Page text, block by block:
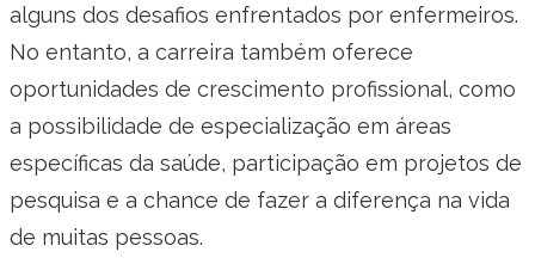
alguns dos desafios enfrentados por enfermeiros.
No entanto, a carreira também oferece
oportunidades de crescimento profissional, como
a possibilidade de especialização em áreas
específicas da saúde, participação em projetos de
pesquisa e a chance de fazer a diferença na vida
de muitas pessoas.